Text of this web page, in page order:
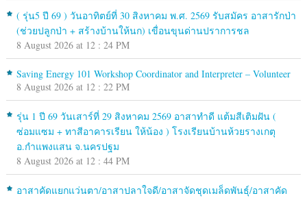
( รุ่น5 ปี 69 ) วันอาทิตย์ที่ 30 สิงหาคม พ.ศ. 2569 รับสมัคร อาสารักป่า
(ช่วยปลูกป่า + สร้างบ้านให้นก) เขื่อนขุนด่านปราการชล
8 August 2026 at 12 : 24 PM
Saving Energy 101 Workshop Coordinator and Interpreter – Volunteer
8 August 2026 at 12 : 22 PM
รุ่น 1 ปี 69 วันเสาร์ที่ 29 สิงหาคม 2569 อาสาทำดี แต้มสีเติมฝัน (
ซ่อมแซม + ทาสีอาคารเรียน ให้น้อง ) โรงเรียนบ้านห้วยรางเกตุ
อ.กำแพงแสน จ.นครปฐม
8 August 2026 at 12 : 44 PM
อาสาคัดแยกแว่นตา/อาสาปลาใจดี/อาสาจัดชุดเมล็ดพันธุ์/อาสาคัด